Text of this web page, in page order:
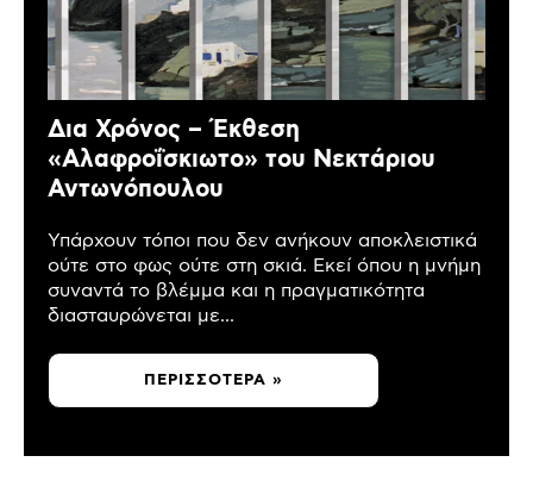
Δια Χρόνος – Έκθεση
«Αλαφροΐσκιωτο» του Νεκτάριου
Αντωνόπουλου
Υπάρχουν τόποι που δεν ανήκουν αποκλειστικά
ούτε στο φως ούτε στη σκιά. Εκεί όπου η μνήμη
συναντά το βλέμμα και η πραγματικότητα
διασταυρώνεται με...
ΠΕΡΙΣΣΌΤΕΡΑ »